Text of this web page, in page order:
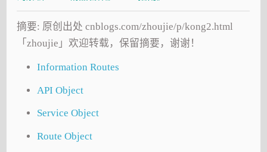
摘要: 原创出处 cnblogs.com/zhoujie/p/kong2.html
「zhoujie」欢迎转载，保留摘要，谢谢！
Information Routes
API Object
Service Object
Route Object